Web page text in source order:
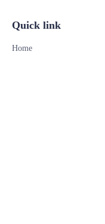
Quick link
Home